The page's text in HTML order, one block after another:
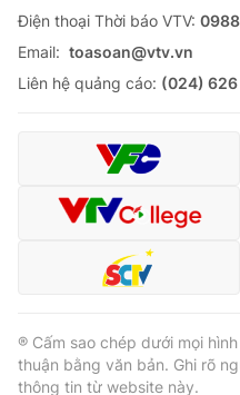
Ðiện thoại Thời báo VTV: 0988
Email: toasoan@vtv.vn
Liên hệ quảng cáo: (024)
® Cấm sao chép dưới mọi
thuận bằng văn bản. Ghi rõ
thông tin từ website này.